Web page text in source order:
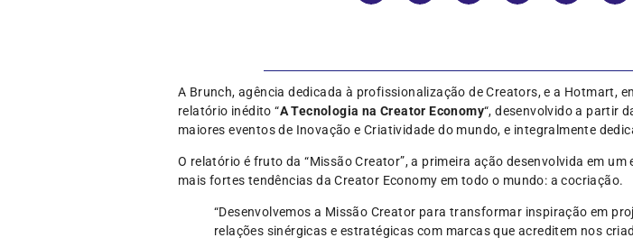
A Brunch, agência dedicada à profissionalização de Creators, e a Hotmart,
relatório inédito “A Tecnologia na Creator Economy“, desenvolvido a partir
maiores eventos de Inovação e Criatividade do mundo, e integralmente
O relatório é fruto da “Missão Creator”, a primeira ação desenvolvida em
mais fortes tendências da Creator Economy em todo o mundo: a cocriação.
“Desenvolvemos a Missão Creator para transformar inspiração em
relações sinérgicas e estratégicas com marcas que acreditem nos